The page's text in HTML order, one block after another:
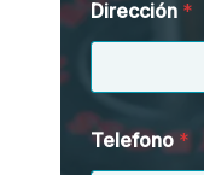
Dirección *
Telefono *